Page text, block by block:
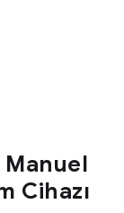
Manuel
Cihazı